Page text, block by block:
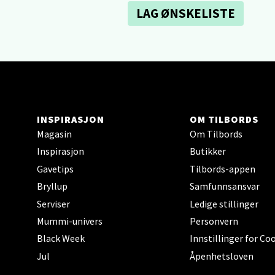
LAG ØNSKELISTE
INSPIRASJON
Magasin
Inspirasjon
Gavetips
Bryllup
Serviser
Mummi-univers
Black Week
Jul
OM TILBORDS
Om Tilbords
Butikker
Tilbords-appen
Samfunnsansvar
Ledige stillinger
Personvern
Innstillinger for
Åpenhetsloven
Ski
Ski